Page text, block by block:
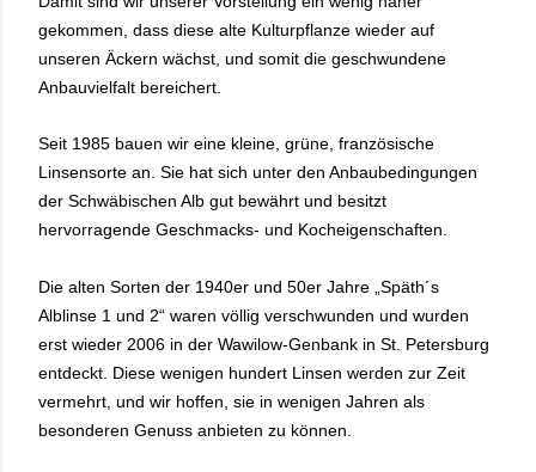
gekommen, dass diese alte Kulturpflanze wieder auf
unseren Äckern wächst, und somit die geschwundene
Anbauvielfalt bereichert.
Seit 1985 bauen wir eine kleine, grüne, französische
Linsensorte an. Sie hat sich unter den Anbaubedingungen
der Schwäbischen Alb gut bewährt und besitzt
hervorragende Geschmacks- und Kocheigenschaften.
Die alten Sorten der 1940er und 50er Jahre „Späth´s
Alblinse 1 und 2“ waren völlig verschwunden und wurden
erst wieder 2006 in der Wawilow-Genbank in St. Petersburg
entdeckt. Diese wenigen hundert Linsen werden zur Zeit
vermehrt, und wir hoffen, sie in wenigen Jahren als
besonderen Genuss anbieten zu können.